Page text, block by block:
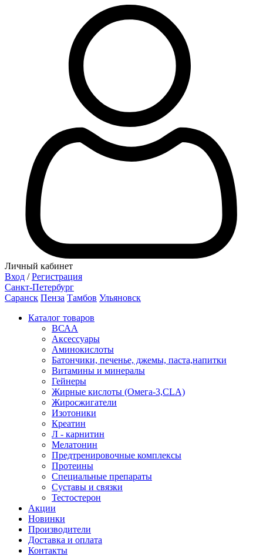
Личный кабинет
Вход / Регистрация
Санкт-Петербург
Саранск Пенза Тамбов Ульяновск
Каталог товаров
ВСАА
Аксессуары
Аминокислоты
Батончики, печенье, джемы, паста,напитки
Витамины и минералы
Гейнеры
Жирные кислоты (Омега-3,CLA)
Жиросжигатели
Изотоники
Креатин
Л - карнитин
Мелатонин
Предтренировочные комплексы
Протеины
Специальные препараты
Суставы и связки
Тестостерон
Акции
Новинки
Производители
Доставка и оплата
Контакты